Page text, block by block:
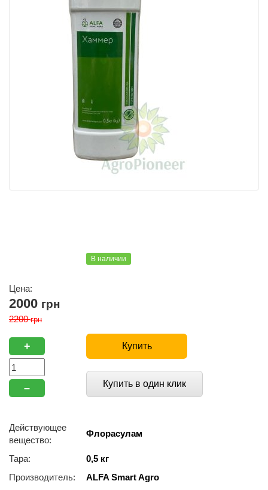
В наличии
Цена:
2000 грн
2200грн
+
–
Купить
Купить в один клик
Действующее
вещество:
Флорасулам
Тара:
0,5 кг
Производитель:
ALFA Smart Agro